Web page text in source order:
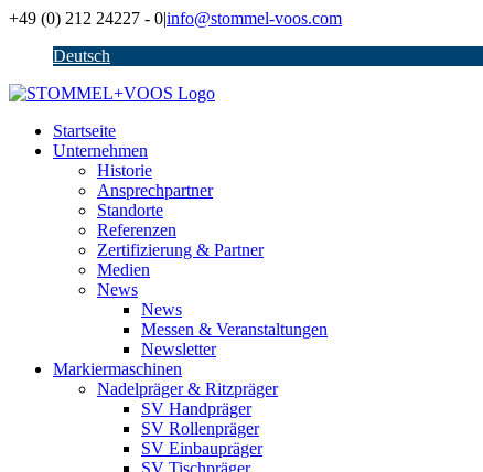
Zum
springen
+49 (0) 212 24227 - 0|info@stommel-voos.com
Deutsch
Startseite
Unternehmen
Historie
Ansprechpartner
Standorte
Referenzen
Zertifizierung & Partner
Medien
News
News
Messen & Veranstaltungen
Newsletter
Markiermaschinen
Nadelpräger & Ritzpräger
SV Handpräger
SV Rollenpräger
SV Einbaupräger
SV Tischpräger